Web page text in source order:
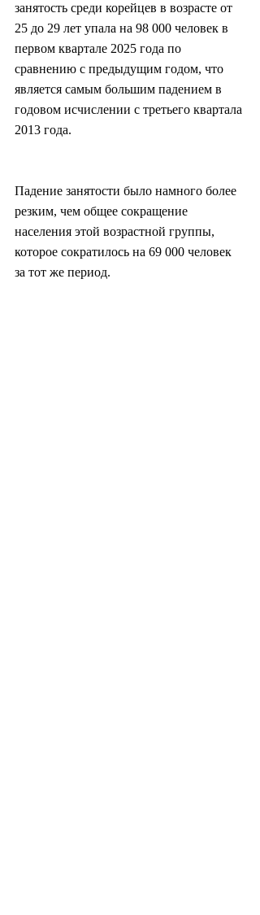
занятость среди корейцев в возрасте от
25 до 29 лет упала на 98 000 человек в
первом квартале 2025 года по
сравнению с предыдущим годом, что
является самым большим падением в
годовом исчислении с третьего квартала
2013 года.
Падение занятости было намного более
резким, чем общее сокращение
населения этой возрастной группы,
которое сократилось на 69 000 человек
за тот же период.